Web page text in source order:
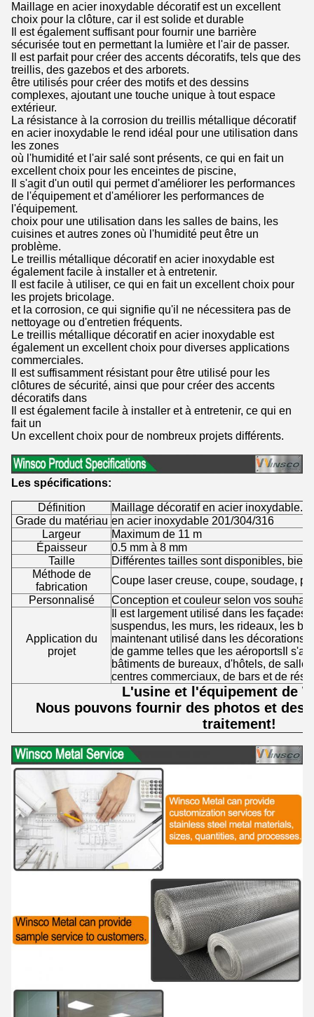
Maillage en acier inoxydable décoratif est un excellent
choix pour la clôture, car il est solide et durable
Il est également suffisant pour fournir une barrière
sécurisée tout en permettant la lumière et l'air de passer.
Il est parfait pour créer des accents décoratifs, tels que des
treillis, des gazebos et des arborets.
être utilisés pour créer des motifs et des dessins
complexes, ajoutant une touche unique à tout espace
extérieur.
La résistance à la corrosion du treillis métallique décoratif
en acier inoxydable le rend idéal pour une utilisation dans
les zones
où l'humidité et l'air salé sont présents, ce qui en fait un
excellent choix pour les enceintes de piscine,
Il s'agit d'un outil qui permet d'améliorer les performances
de l'équipement et d'améliorer les performances de
l'équipement.
choix pour une utilisation dans les salles de bains, les
cuisines et autres zones où l'humidité peut être un
problème.
Le treillis métallique décoratif en acier inoxydable est
également facile à installer et à entretenir.
Il est facile à utiliser, ce qui en fait un excellent choix pour
les projets bricolage.
et la corrosion, ce qui signifie qu'il ne nécessitera pas de
nettoyage ou d'entretien fréquents.
Le treillis métallique décoratif en acier inoxydable est
également un excellent choix pour diverses applications
commerciales.
Il est suffisamment résistant pour être utilisé pour les
clôtures de sécurité, ainsi que pour créer des accents
décoratifs dans
Il est également facile à installer et à entretenir, ce qui en
fait un
Un excellent choix pour de nombreux projets différents.
Les spécifications:
Définition
Maillage décoratif en acier inoxydable.
Grade du matériau en acier inoxydable 201/304/316
Largeur
Maximum de 11 m
Épaisseur
0.5 mm à 8 mm
Taille
Différentes tailles sont disponibles,
Méthode de
fabrication
Coupe laser creuse, coupe, soudage,
Personnalisé
Conception et couleur selon vos
Application du
projet
Il est largement utilisé dans les
suspendus, les murs, les rideaux, les
maintenant utilisé dans les décorations
de gamme telles que les aéroportsIl
bâtiments de bureaux, d'hôtels, de
centres commerciaux, de bars et de
L'usine et l'équipement de
Nous pouvons fournir des photos et des
traitement!